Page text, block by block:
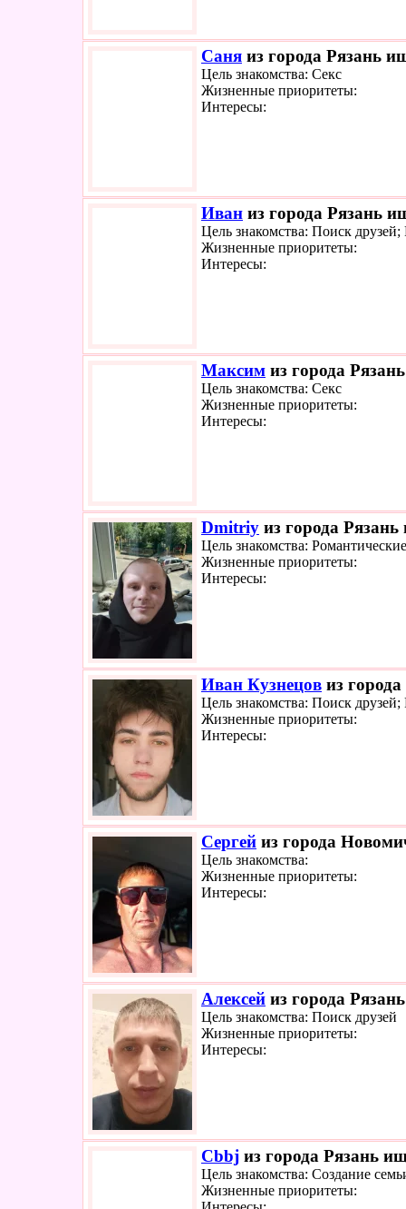
Саня из города Рязань
Цель знакомства: Секс
Жизненные приоритеты:
Интересы:
Иван из города Рязань
Цель знакомства: Поиск
Жизненные приоритеты:
Интересы:
Максим из города
Цель знакомства: Секс
Жизненные приоритеты:
Интересы:
Dmitriy из города
Цель знакомства:
Жизненные приоритеты:
Интересы:
Иван Кузнецов из
Цель знакомства: Поиск
Жизненные приоритеты:
Интересы:
Сергей из города
Цель знакомства:
Жизненные приоритеты:
Интересы:
Алексей из города
Цель знакомства: Поиск друзей
Жизненные приоритеты:
Интересы:
Cbbj из города Рязань
Цель знакомства: Создание
Жизненные приоритеты: